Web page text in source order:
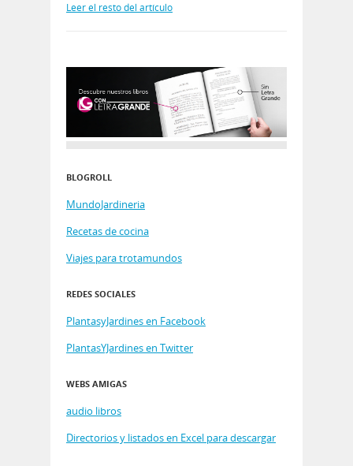
Leer el resto del artículo
BLOGROLL
MundoJardineria
Recetas de cocina
Viajes para trotamundos
REDES SOCIALES
PlantasyJardines en Facebook
PlantasYJardines en Twitter
WEBS AMIGAS
audio libros
Directorios y listados en Excel para descargar